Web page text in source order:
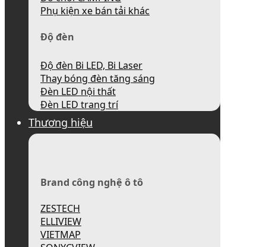
Phụ kiện xe bán tải khác
Độ đèn
Độ đèn Bi LED, Bi Laser
Thay bóng đèn tăng sáng
Đèn LED nội thất
Đèn LED trang trí
Thương hiệu
Brand công nghệ ô tô
ZESTECH
ELLIVIEW
VIETMAP